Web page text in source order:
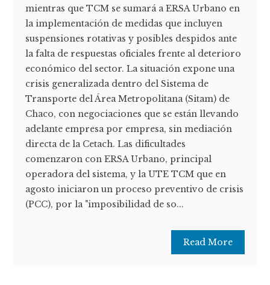
mientras que TCM se sumará a ERSA Urbano en
la implementación de medidas que incluyen
suspensiones rotativas y posibles despidos ante
la falta de respuestas oficiales frente al deterioro
económico del sector. La situación expone una
crisis generalizada dentro del Sistema de
Transporte del Área Metropolitana (Sitam) de
Chaco, con negociaciones que se están llevando
adelante empresa por empresa, sin mediación
directa de la Cetach. Las dificultades
comenzaron con ERSA Urbano, principal
operadora del sistema, y la UTE TCM que en
agosto iniciaron un proceso preventivo de crisis
(PCC), por la "imposibilidad de so...
Read More